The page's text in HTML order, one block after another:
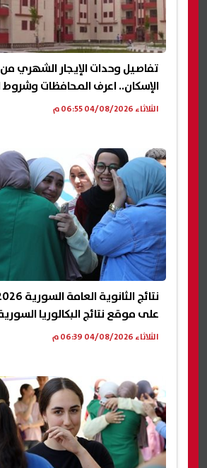
تفاصيل وحدات الإيجار الشهري من
الإسكان.. اعرف المحافظات وشروط
الثلاثاء 04/08/2026 06:55 م
على موقع نتائج البكالوريا
الثلاثاء 04/08/2026 06:39 م